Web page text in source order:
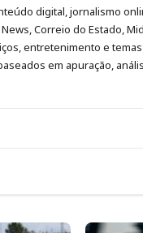
digital, jornalismo
Correio do Estado,
entretenimento e
em apuração,